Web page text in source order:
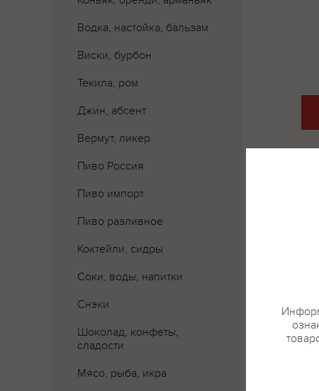
Водка, настойка, бальзам
Виски, бурбон
Текила, ром
Джин, абсент
Вермут, ликер
Пиво Россия
Пиво импорт
Пиво разливное
Коктейли, сидры
Соки, воды, напитки
Снэки
Шоколад, конфеты,
сладости
Мясо, рыба, икра